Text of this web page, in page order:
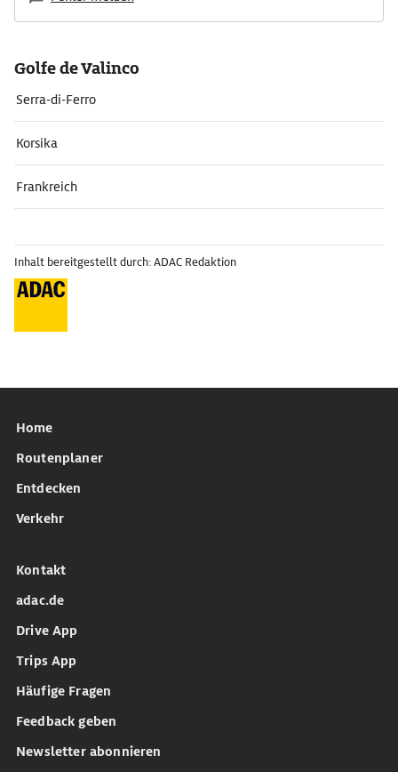
Golfe de Valinco
Serra-di-Ferro
Korsika
Frankreich
Inhalt bereitgestellt durch: ADAC Redaktion
Home
Routenplaner
Entdecken
Verkehr
Kontakt
adac.de
Drive App
Trips App
Häufige Fragen
Feedback geben
Newsletter abonnieren